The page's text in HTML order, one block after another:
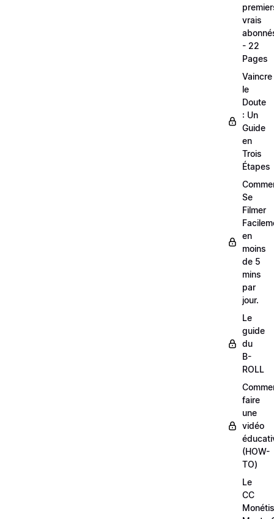
vrais
- 22
Pages
Vaincre
le
Doute
: Un
Guide
en
Trois
Étapes
Se
Filmer
en
moins
de 5
mins
par
jour.
Le
guide
du
B-
ROLL
faire
une
vidéo
(HOW-
TO)
Le
CC